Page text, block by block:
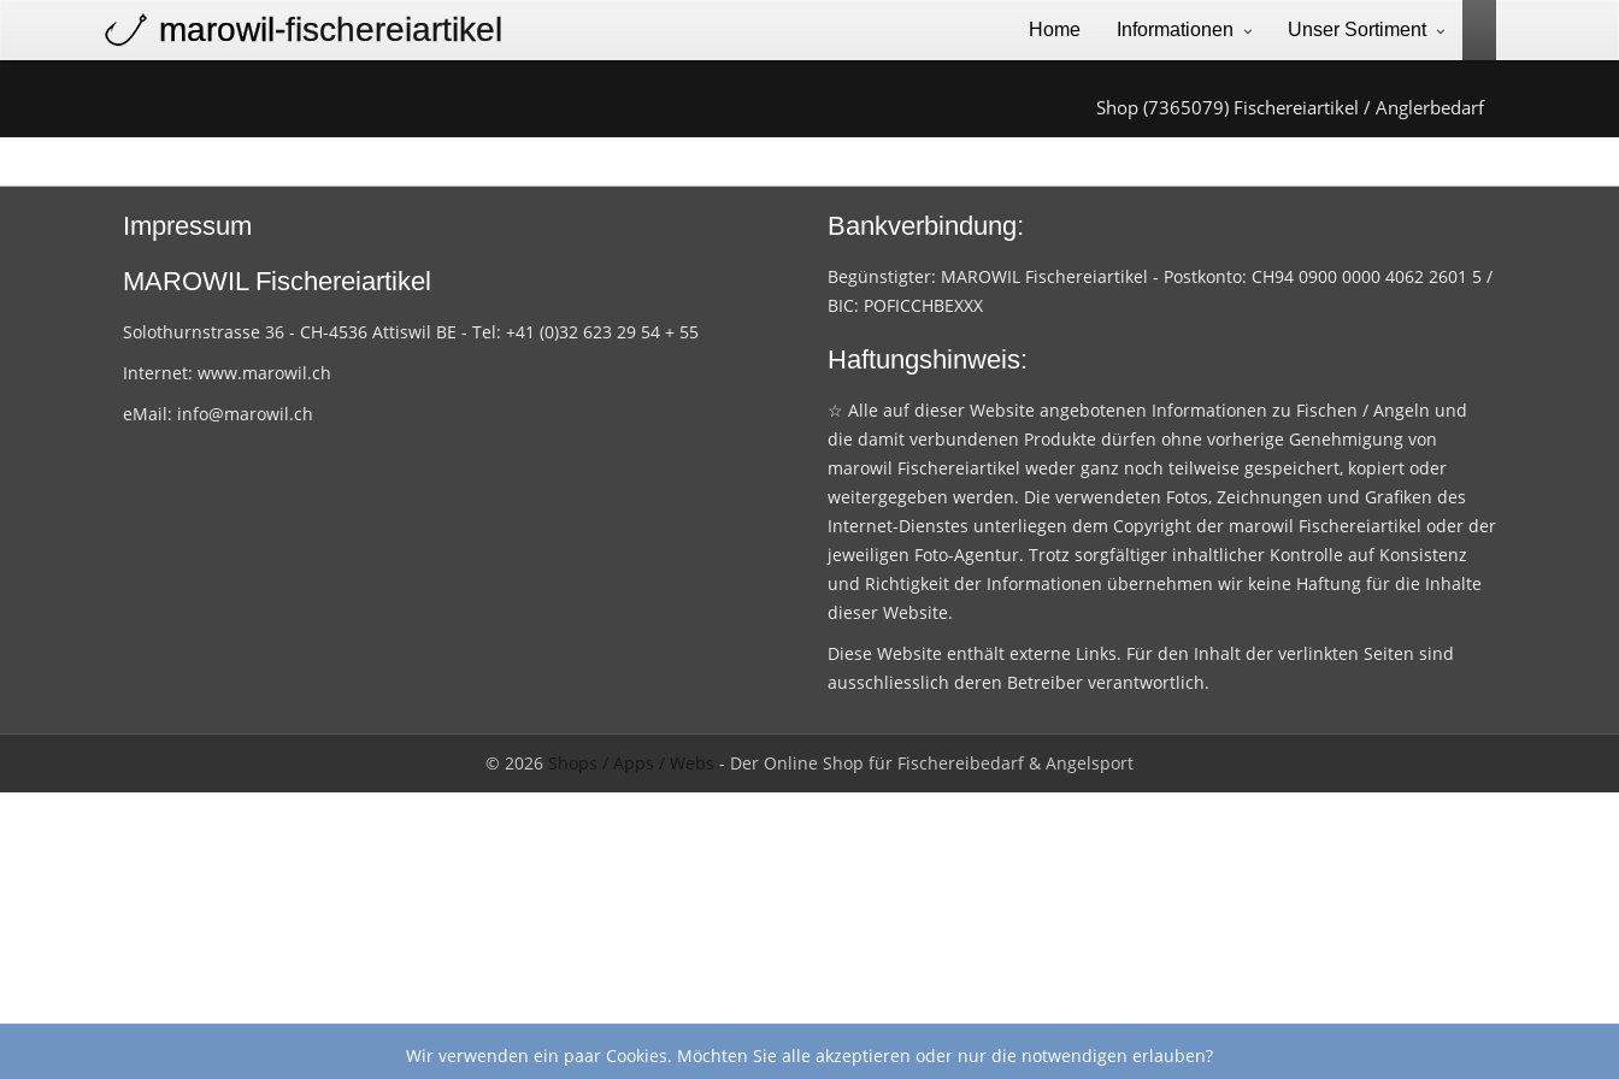
marowil-fischereiartikel Home Informationen Unser Sortiment
Shop (7365079) Fischereiartikel / Anglerbedarf
Impressum
MAROWIL Fischereiartikel
Solothurnstrasse 36 - CH-4536 Attiswil BE - Tel: +41 (0)32 623 29 54 + 55
Internet: www.marowil.ch
eMail: info@marowil.ch
Bankverbindung:
Begünstigter: MAROWIL Fischereiartikel - Postkonto: CH94 0900 0000 4062 2601 5 /
BIC: POFICCHBEXXX
Haftungshinweis:
☆ Alle auf dieser Website angebotenen Informationen zu Fischen / Angeln und
die damit verbundenen Produkte dürfen ohne vorherige Genehmigung von
marowil Fischereiartikel weder ganz noch teilweise gespeichert, kopiert oder
weitergegeben werden. Die verwendeten Fotos, Zeichnungen und Grafiken des
Internet-Dienstes unterliegen dem Copyright der marowil Fischereiartikel oder der
jeweiligen Foto-Agentur. Trotz sorgfältiger inhaltlicher Kontrolle auf Konsistenz
und Richtigkeit der Informationen übernehmen wir keine Haftung für die Inhalte
dieser Website.
Diese Website enthält externe Links. Für den Inhalt der verlinkten Seiten sind
ausschliesslich deren Betreiber verantwortlich.
© 2026 Shops / Apps / Webs - Der Online Shop für Fischereibedarf & Angelsport
Wir verwenden ein paar Cookies. Möchten Sie alle akzeptieren oder nur die notwendigen erlauben?